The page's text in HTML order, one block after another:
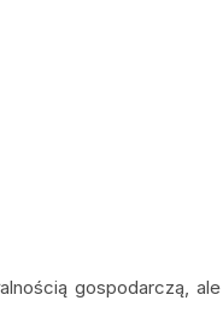
gospodarczą, ale